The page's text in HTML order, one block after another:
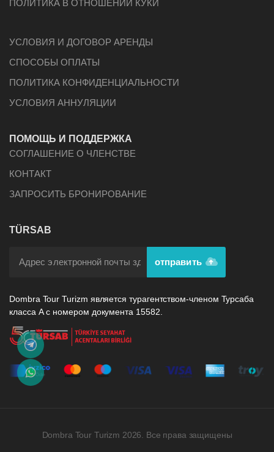
ПОЛИТИКА В ОТНОШЕНИИ КУКИ
УСЛОВИЯ И ДОГОВОР АРЕНДЫ
СПОСОБЫ ОПЛАТЫ
ПОЛИТИКА КОНФИДЕНЦИАЛЬНОСТИ
УСЛОВИЯ АННУЛЯЦИИ
ПОМОЩЬ И ПОДДЕРЖКА
СОГЛАШЕНИЕ О ЧЛЕНСТВЕ
КОНТАКТ
ЗАПРОСИТЬ БРОНИРОВАНИЕ
TÜRSAB
отправить
Dombra Tour Turizm является турагентством-членом Турсаба
класса А с номером документа 15582.
Dombra Tour Turizm 2026. Все права защищены